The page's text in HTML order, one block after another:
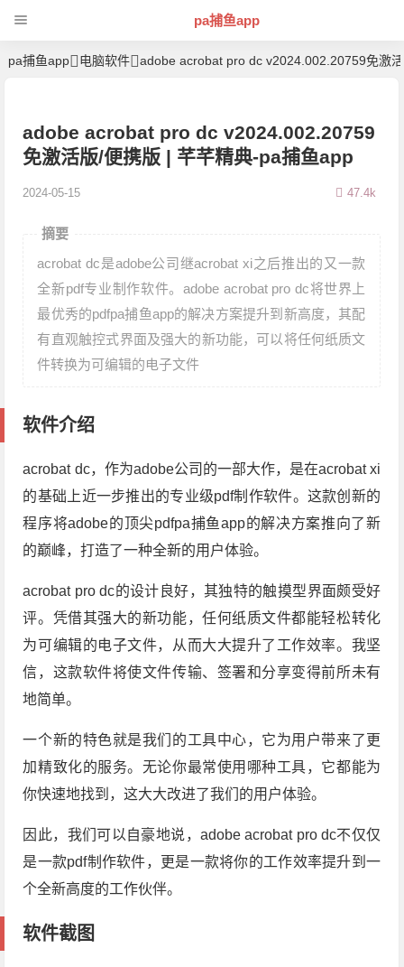
pa捕鱼app
pa捕鱼app 电脑软件 adobe acrobat pro dc v2024.002.20759免激
adobe acrobat pro dc v2024.002.20759
免激活版/便携版 | 芊芊精典-pa捕鱼app
2024-05-15 47.4k
摘要
acrobat dc是adobe公司继acrobat xi之后推出的又一款
全新pdf专业制作软件。adobe acrobat pro dc将世界上
最优秀的pdfpa捕鱼app的解决方案提升到新高度，其配
有直观触控式界面及强大的新功能，可以将任何纸质文
件转换为可编辑的电子文件
软件介绍
acrobat dc，作为adobe公司的一部大作，是在acrobat xi
的基础上近一步推出的专业级pdf制作软件。这款创新的
程序将adobe的顶尖pdfpa捕鱼app的解决方案推向了新
的巅峰，打造了一种全新的用户体验。
acrobat pro dc的设计良好，其独特的触摸型界面颇受好
评。凭借其强大的新功能，任何纸质文件都能轻松转化
为可编辑的电子文件，从而大大提升了工作效率。我坚
信，这款软件将使文件传输、签署和分享变得前所未有
地简单。
一个新的特色就是我们的工具中心，它为用户带来了更
加精致化的服务。无论你最常使用哪种工具，它都能为
你快速地找到，这大大改进了我们的用户体验。
因此，我们可以自豪地说，adobe acrobat pro dc不仅仅
是一款pdf制作软件，更是一款将你的工作效率提升到一
个全新高度的工作伙伴。
软件截图